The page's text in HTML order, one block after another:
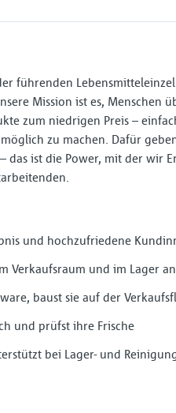
führenden
Mission ist es,
zum niedrigen Preis –
zu machen. Dafür
das ist die Power, mit der wir
und hochzufriedene
Verkaufsraum und im Lager
baust sie auf der
und prüfst ihre Frische
bei Lager- und